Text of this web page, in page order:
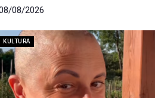
08/2026
KULTURA